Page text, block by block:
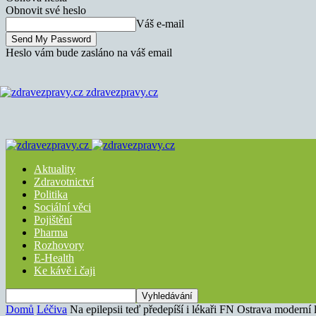
Obnovit své heslo
Váš e-mail
Heslo vám bude zasláno na váš email
zdravezpravy.cz
Aktuality
Zdravotnictví
Politika
Sociální věci
Pojištění
Pharma
Rozhovory
E-Health
Ke kávě i čaji
Domů Léčiva Na epilepsii teď předepíší i lékaři FN Ostrava moderní